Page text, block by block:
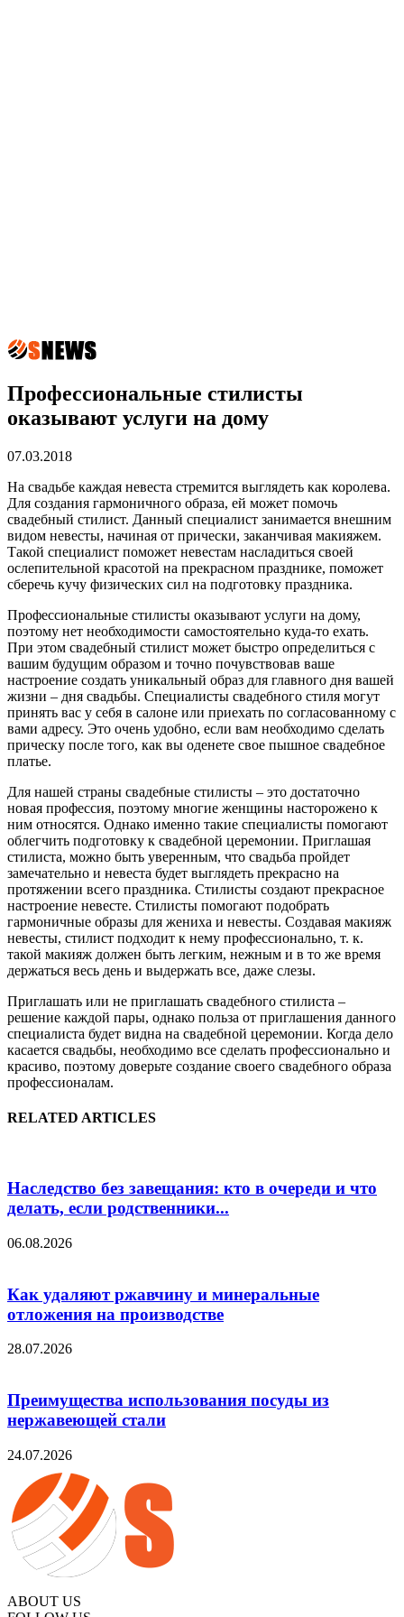
Профессиональные стилисты
оказывают услуги на дому
07.03.2018
На свадьбе каждая невеста стремится выглядеть как королева.
Для создания гармоничного образа, ей может помочь
свадебный стилист. Данный специалист занимается внешним
видом невесты, начиная от прически, заканчивая макияжем.
Такой специалист поможет невестам насладиться своей
ослепительной красотой на прекрасном празднике, поможет
сберечь кучу физических сил на подготовку праздника.
Профессиональные стилисты оказывают услуги на дому,
поэтому нет необходимости самостоятельно куда-то ехать.
При этом свадебный стилист может быстро определиться с
вашим будущим образом и точно почувствовав ваше
настроение создать уникальный образ для главного дня вашей
жизни – дня свадьбы. Специалисты свадебного стиля могут
принять вас у себя в салоне или приехать по согласованному с
вами адресу. Это очень удобно, если вам необходимо сделать
прическу после того, как вы оденете свое пышное свадебное
платье.
Для нашей страны свадебные стилисты – это достаточно
новая профессия, поэтому многие женщины насторожено к
ним относятся. Однако именно такие специалисты помогают
облегчить подготовку к свадебной церемонии. Приглашая
стилиста, можно быть уверенным, что свадьба пройдет
замечательно и невеста будет выглядеть прекрасно на
протяжении всего праздника. Стилисты создают прекрасное
настроение невесте. Стилисты помогают подобрать
гармоничные образы для жениха и невесты. Создавая макияж
невесты, стилист подходит к нему профессионально, т. к.
такой макияж должен быть легким, нежным и в то же время
держаться весь день и выдержать все, даже слезы.
Приглашать или не приглашать свадебного стилиста –
решение каждой пары, однако польза от приглашения данного
специалиста будет видна на свадебной церемонии. Когда дело
касается свадьбы, необходимо все сделать профессионально и
красиво, поэтому доверьте создание своего свадебного образа
профессионалам.
RELATED ARTICLES
Наследство без завещания: кто в очереди и что
делать, если родственники...
06.08.2026
Как удаляют ржавчину и минеральные
отложения на производстве
28.07.2026
Преимущества использования посуды из
нержавеющей стали
24.07.2026
ABOUT US